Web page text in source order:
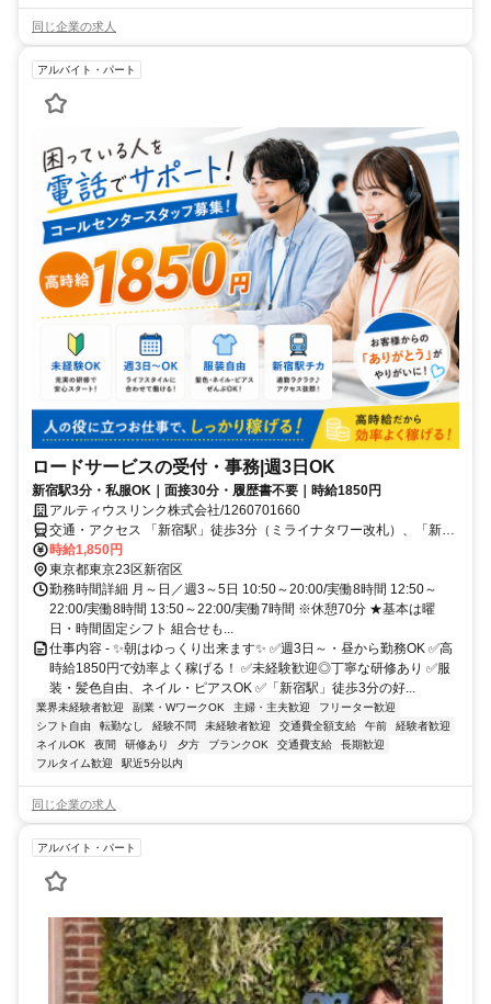
同じ企業の求人
アルバイト・パート
ロードサービスの受付・事務|週3日OK
新宿駅3分・私服OK｜面接30分・履歴書不要｜時給1850円
アルティウスリンク株式会社/1260701660
交通・アクセス 「新宿駅」徒歩3分（ミライナタワー改札）、「新宿
三丁目駅」徒歩2分 、「代々木駅」徒歩6分 ★交通費実費支給※社内
規定あり★
時給1,850円
東京都東京23区新宿区
勤務時間詳細 月～日／週3～5日 10:50～20:00/実働8時間 12:50～
22:00/実働8時間 13:50～22:00/実働7時間 ※休憩70分 ★基本は曜
日・時間固定シフト 組合せも...
仕事内容 - ✨朝はゆっくり出来ます✨ ✅週3日～・昼から勤務OK ✅高
時給1850円で効率よく稼げる！ ✅未経験歓迎◎丁寧な研修あり ✅服
装・髪色自由、ネイル・ピアスOK ✅「新宿駅」徒歩3分の好...
業界未経験者歓迎 副業・WワークOK 主婦・主夫歓迎
フリーター歓迎
シフト自由
転勤なし 経験不問 未経験者歓迎 交通費全額支給 午前
経験者歓迎
ネイルOK
夜間 研修あり 夕方 ブランクOK 交通費支給
長期歓迎
フルタイム歓迎
駅近5分以内
同じ企業の求人
アルバイト・パート